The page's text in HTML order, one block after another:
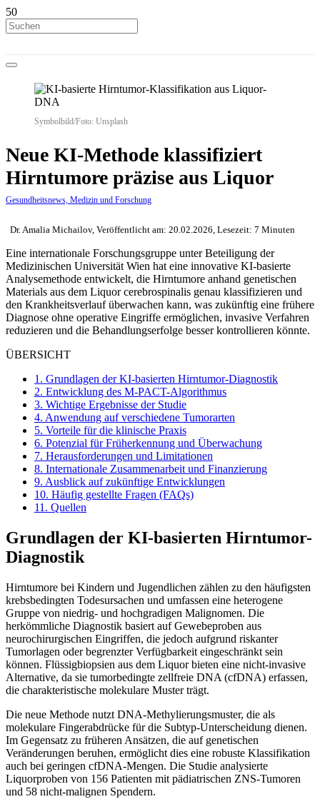
Symbolbild/Foto: Unsplash
Neue KI-Methode klassifiziert
Hirntumore präzise aus Liquor
Gesundheitsnews, Medizin und Forschung
Dr. Amalia Michailov, Veröffentlicht am: 20.02.2026, Lesezeit: 7 Minuten
Eine internationale Forschungsgruppe unter Beteiligung der
Medizinischen Universität Wien hat eine innovative KI-basierte
Analysemethode entwickelt, die Hirntumore anhand genetischen
Materials aus dem Liquor cerebrospinalis genau klassifizieren und
den Krankheitsverlauf überwachen kann, was zukünftig eine frühere
Diagnose ohne operative Eingriffe ermöglichen, invasive Verfahren
reduzieren und die Behandlungserfolge besser kontrollieren könnte.
ÜBERSICHT
1. Grundlagen der KI-basierten Hirntumor-Diagnostik
2. Entwicklung des M-PACT-Algorithmus
3. Wichtige Ergebnisse der Studie
4. Anwendung auf verschiedene Tumorarten
5. Vorteile für die klinische Praxis
6. Potenzial für Früherkennung und Überwachung
7. Herausforderungen und Limitationen
8. Internationale Zusammenarbeit und Finanzierung
9. Ausblick auf zukünftige Entwicklungen
10. Häufig gestellte Fragen (FAQs)
11. Quellen
Grundlagen der KI-basierten Hirntumor-
Diagnostik
Hirntumore bei Kindern und Jugendlichen zählen zu den häufigsten
krebsbedingten Todesursachen und umfassen eine heterogene
Gruppe von niedrig- und hochgradigen Malignomen. Die
herkömmliche Diagnostik basiert auf Gewebeproben aus
neurochirurgischen Eingriffen, die jedoch aufgrund riskanter
Tumorlagen oder begrenzter Verfügbarkeit eingeschränkt sein
können. Flüssigbiopsien aus dem Liquor bieten eine nicht-invasive
Alternative, da sie tumorbedingte zellfreie DNA (cfDNA) erfassen,
die charakteristische molekulare Muster trägt.
Die neue Methode nutzt DNA-Methylierungsmuster, die als
molekulare Fingerabdrücke für die Subtyp-Unterscheidung dienen.
Im Gegensatz zu früheren Ansätzen, die auf genetischen
Veränderungen beruhen, ermöglicht dies eine robuste Klassifikation
auch bei geringen cfDNA-Mengen. Die Studie analysierte
Liquorproben von 156 Patienten mit pädiatrischen ZNS-Tumoren
und 58 nicht-malignen Spendern.